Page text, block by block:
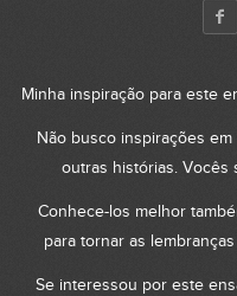
Minha inspiração para este
Não busco inspirações
outras histórias. Vocês
Conhece-los melhor
para tornar as
Se interessou por este